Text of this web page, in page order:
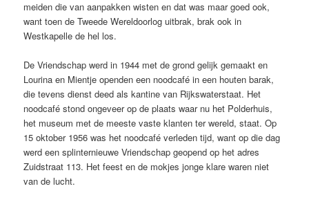
meiden die van aanpakken wisten en dat was maar goed ook,
want toen de Tweede Wereldoorlog uitbrak, brak ook in
Westkapelle de hel los.
De Vriendschap werd in 1944 met de grond gelijk gemaakt en
Lourina en Mientje openden een noodcafé in een houten barak,
die tevens dienst deed als kantine van Rijkswaterstaat. Het
noodcafé stond ongeveer op de plaats waar nu het Polderhuis,
het museum met de meeste vaste klanten ter wereld, staat. Op
15 oktober 1956 was het noodcafé verleden tijd, want op die dag
werd een splinternieuwe Vriendschap geopend op het adres
Zuidstraat 113. Het feest en de mokjes jonge klare waren niet
van de lucht.